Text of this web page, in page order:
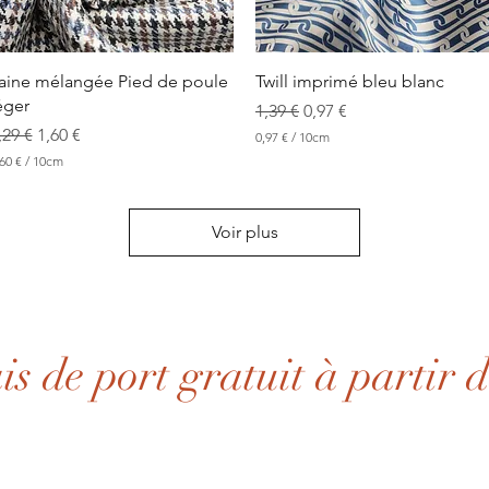
e
n
t
i
m
è
t
e
Aperçu rapide
mélangée Pied de poule
original
€ Prix promotionnel
1,60 €
€ / 10cm
Aperçu rapide
Twill imprimé bleu blanc
Prix original
1,39 € Prix promotionnel
0,97 €
0,97 € / 10cm
7
€
p
n
Voir plus
de port gratuit à partir